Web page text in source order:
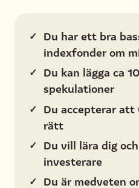
✓ Du har ett bra
indexfonder om
✓ Du kan lägga ca
spekulationer
✓ Du accepterar att
rätt
✓ Du vill lära dig
investerare
✓ Du är medveten